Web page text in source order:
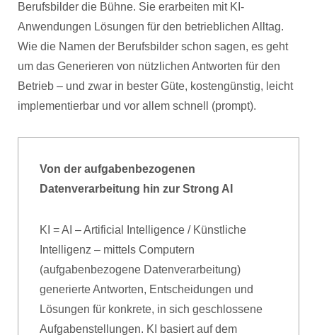
Berufsbilder die Bühne. Sie erarbeiten mit KI-
Anwendungen Lösungen für den betrieblichen Alltag.
Wie die Namen der Berufsbilder schon sagen, es geht
um das Generieren von nützlichen Antworten für den
Betrieb – und zwar in bester Güte, kostengünstig, leicht
implementierbar und vor allem schnell (prompt).
Von der aufgabenbezogenen
Datenverarbeitung hin zur Strong AI
KI = AI – Artificial Intelligence / Künstliche
Intelligenz – mittels Computern
(aufgabenbezogene Datenverarbeitung)
generierte Antworten, Entscheidungen und
Lösungen für konkrete, in sich geschlossene
Aufgabenstellungen. KI basiert auf dem